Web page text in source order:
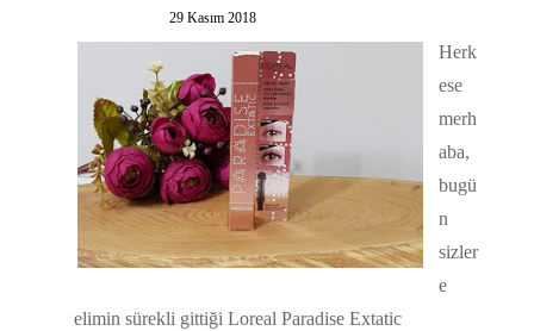
29 Kasım 2018
Herk
ese
merh
aba,
bugü
n
sizler
e
elimin sürekli gittiği Loreal Paradise Extatic